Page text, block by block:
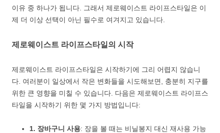
이유 중 하나가 됩니다. 그래서 제로웨이스트 라이프스타일은 이
제 더 이상 선택이 아닌 필수로 여겨지고 있습니다.
제로웨이스트 라이프스타일의 시작
제로웨이스트 라이프스타일은 시작하기에 그리 어렵지 않습니
다. 여러분이 일상에서 작은 변화들을 시도해보면, 충분히 지구를
위한 큰 영향을 미칠 수 있습니다. 다음은 제로웨이스트 라이프스
타일을 시작하기 위한 몇 가지 방법입니다:
1. 장바구니 사용: 장을 볼 때는 비닐봉지 대신 재사용 가능